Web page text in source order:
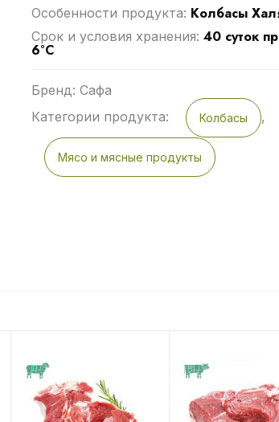
Особенности продукта: Колбасы
Срок и условия хранения: 40 суток
6°С
Бренд: Сафа
Категории продукта:
Колбасы ,
Мясо и мясные продукты